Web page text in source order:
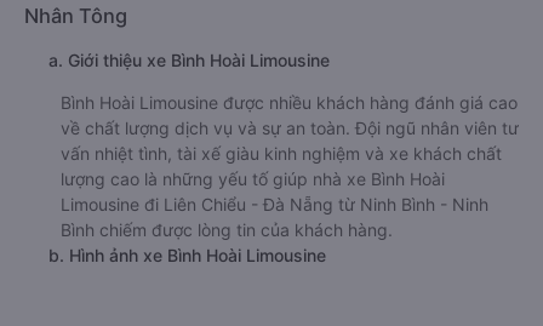
Nhân Tông
a. Giới thiệu xe Bình Hoài Limousine
Bình Hoài Limousine được nhiều khách hàng đánh giá cao
về chất lượng dịch vụ và sự an toàn. Đội ngũ nhân viên tư
vấn nhiệt tình, tài xế giàu kinh nghiệm và xe khách chất
lượng cao là những yếu tố giúp nhà xe Bình Hoài
Limousine đi Liên Chiểu - Đà Nẵng từ Ninh Bình - Ninh
Bình chiếm được lòng tin của khách hàng.
b. Hình ảnh xe Bình Hoài Limousine